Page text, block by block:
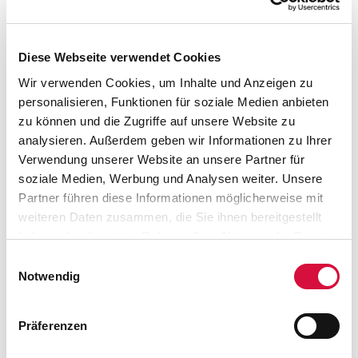
Diese Webseite verwendet Cookies
Wir verwenden Cookies, um Inhalte und Anzeigen zu
personalisieren, Funktionen für soziale Medien anbieten
zu können und die Zugriffe auf unsere Website zu
analysieren. Außerdem geben wir Informationen zu Ihrer
Verwendung unserer Website an unsere Partner für
soziale Medien, Werbung und Analysen weiter. Unsere
Partner führen diese Informationen möglicherweise mit
weiteren Daten zusammen, die Sie ihnen bereitgestellt
haben oder die sie im Rahmen Ihrer Nutzung der Dienste
Cookies, wenn Sie unsere Webseite weiterhin nutzen.
Notwendig
Präferenzen
Auf Knopfdruck wird es in der Installation "Gutes von
Entstanden ist „Gutes von oben” in einem
Innovationsprojekt des Bistums Essen. Gemeinsam
entwickelt von Thomas Bartz (Gemeindereferent und
Pfarrbeauftragter in St. Laurentius, Plettenberg), Christiane
Hartung (Gemeindereferentin in St. Cyriakus, Bottrop),
in Hll. Cosmas und Damian, Essen) und Bernd Wolharn
(Pastor und Cityseelsorger am Essener Dom) hat der
Seelsorgenden umgesetzt. Möglich wurde die Installation